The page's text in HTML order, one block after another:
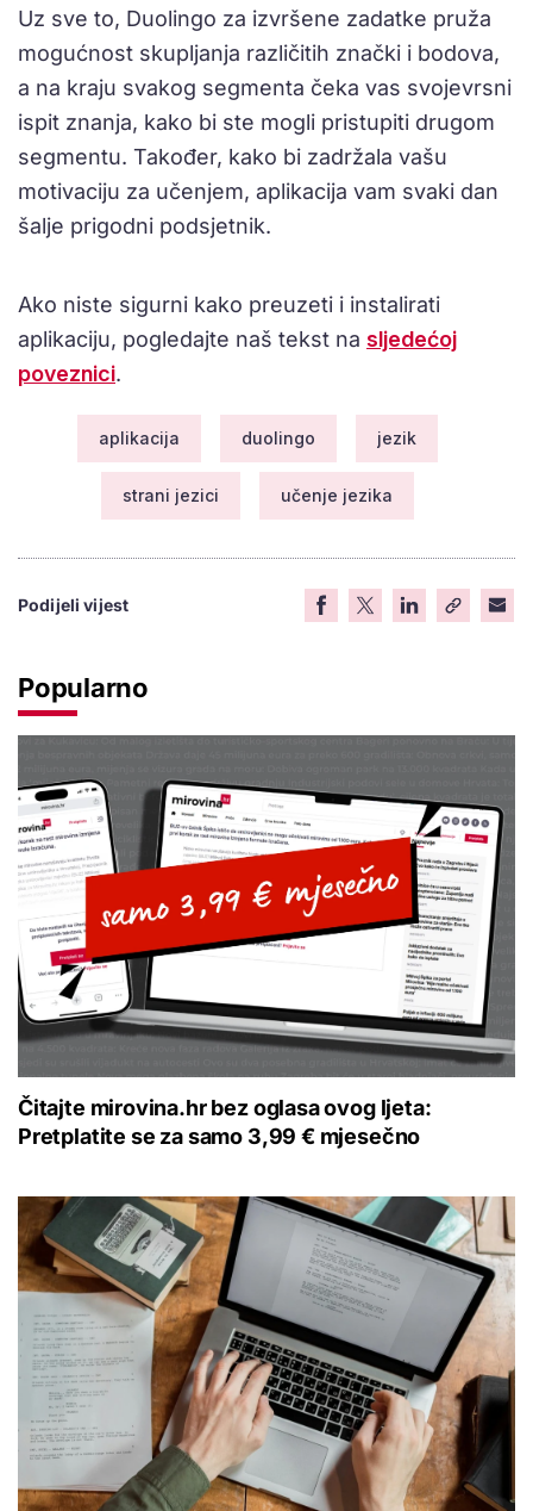
Uz sve to, Duolingo za izvršene zadatke pruža
mogućnost skupljanja različitih znački i bodova,
a na kraju svakog segmenta čeka vas svojevrsni
ispit znanja, kako bi ste mogli pristupiti drugom
segmentu. Također, kako bi zadržala vašu
motivaciju za učenjem, aplikacija vam svaki dan
šalje prigodni podsjetnik.
Ako niste sigurni kako preuzeti i instalirati
aplikaciju, pogledajte naš tekst na sljedećoj
poveznici.
aplikacija duolingo jezik
strani jezici učenje jezika
Podijeli vijest
Popularno
Čitajte mirovina.hr bez oglasa ovog ljeta:
Pretplatite se za samo 3,99 € mjesečno